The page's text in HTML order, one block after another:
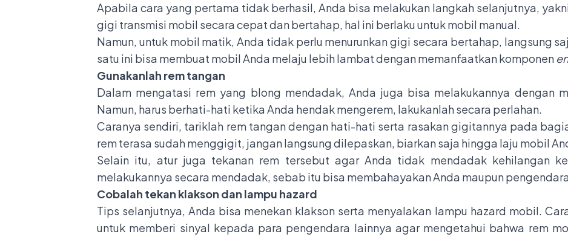
Apabila cara yang pertama tidak berhasil, Anda bisa melakukan langkah selanjutnya,
gigi transmisi mobil secara cepat dan bertahap, hal ini berlaku untuk mobil manual.
Namun, untuk mobil matik, Anda tidak perlu menurunkan gigi secara bertahap, langsung
satu ini bisa membuat mobil Anda melaju lebih lambat dengan memanfaatkan komponen
Gunakanlah rem tangan
Dalam mengatasi rem yang blong mendadak, Anda juga bisa melakukannya dengan
Namun, harus berhati-hati ketika Anda hendak mengerem, lakukanlah secara perlahan.
Caranya sendiri, tariklah rem tangan dengan hati-hati serta rasakan gigitannya pada
rem terasa sudah menggigit, jangan langsung dilepaskan, biarkan saja hingga laju mobil
Selain itu, atur juga tekanan rem tersebut agar Anda tidak mendadak kehilangan
melakukannya secara mendadak, sebab itu bisa membahayakan Anda maupun
Cobalah tekan klakson dan lampu hazard
Tips selanjutnya, Anda bisa menekan klakson serta menyalakan lampu hazard mobil.
untuk memberi sinyal kepada para pengendara lainnya agar mengetahui bahwa rem